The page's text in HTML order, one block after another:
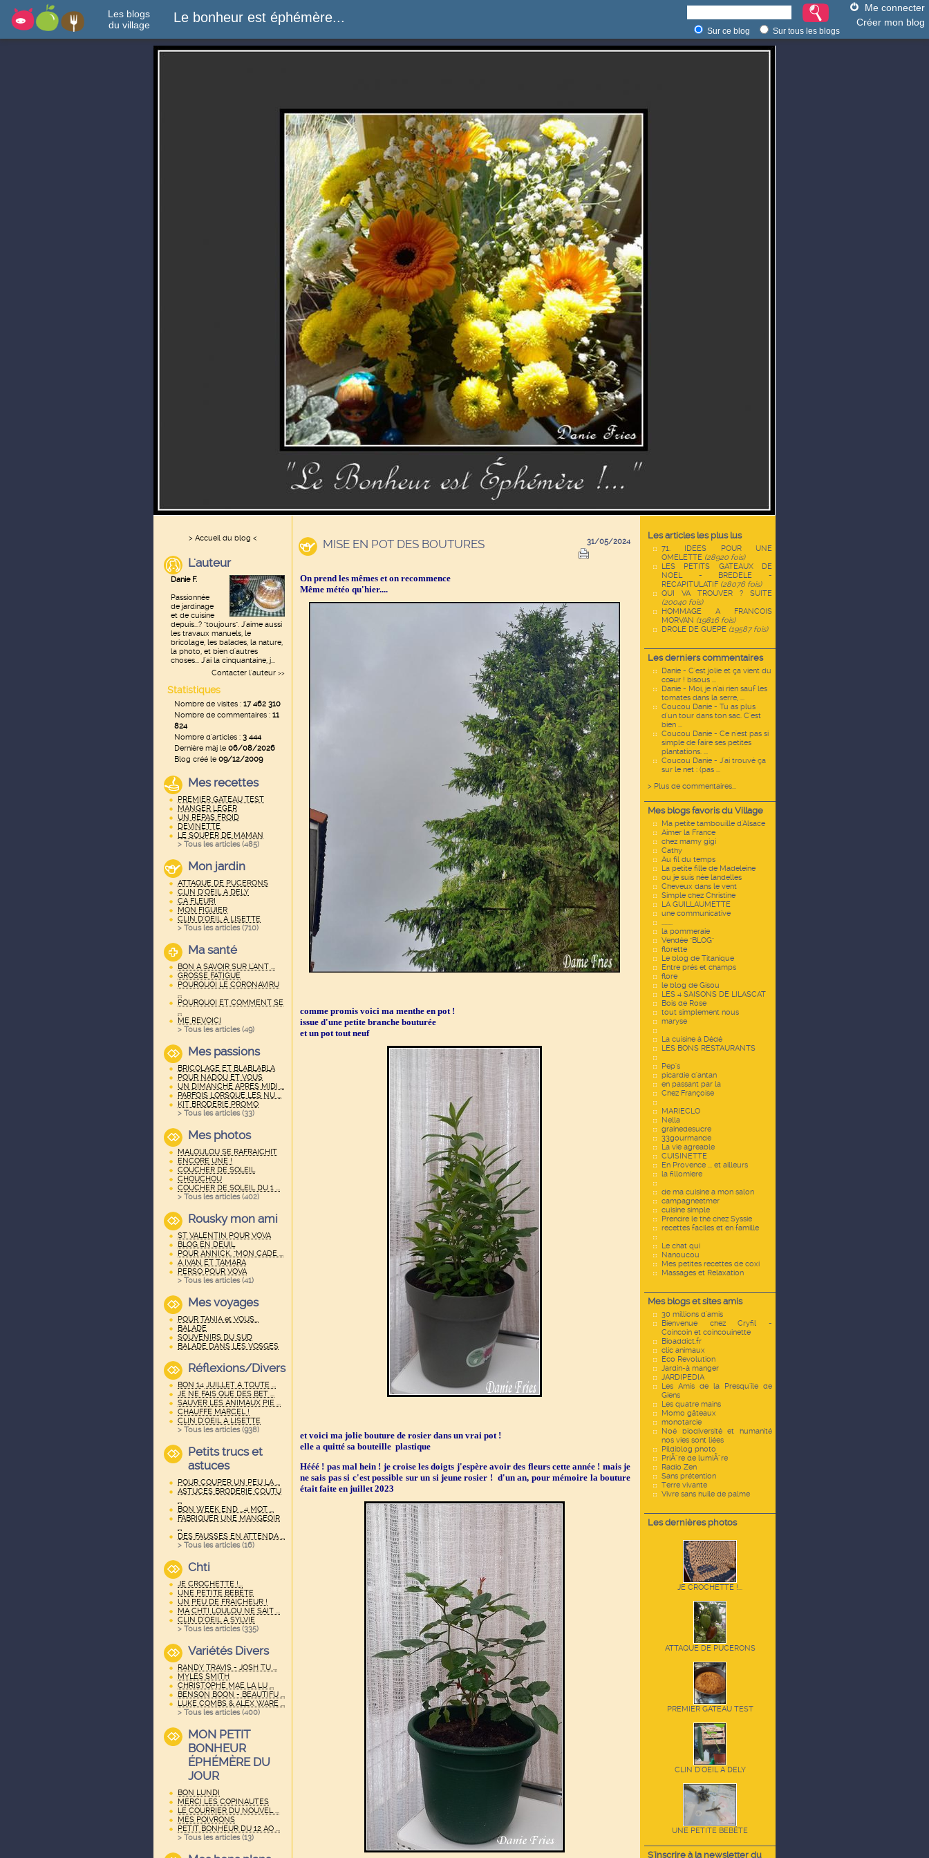
Les blogs
du village
Le bonheur est éphémère...
Me connecter
Créer mon blog
Sur ce blog Sur tous les blogs
Les articles les plus lus
71. IDEES POUR UNE
OMELETTE (28920 fois)
LES PETITS GATEAUX DE
NOEL - BREDELE -
RECAPITULATIF (28076 fois)
QUI VA TROUVER ? SUITE
(20040 fois)
HOMMAGE A FRANCOIS
MORVAN (19816 fois)
DROLE DE GUEPE (19587 fois)
Les derniers commentaires
Danie - C'est jolie et ça vient du
cœur ! bisous ...
Danie - Moi, je n’ai rien sauf les
tomates dans la serre, ...
Coucou Danie - Tu as plus
d'un tour dans ton sac. C'est
bien ...
Coucou Danie - Ce n'est pas si
simple de faire ses petites
plantations. ...
Coucou Danie - J'ai trouvé ça
sur le net : (pas ...
> Plus de commentaires...
Mes blogs favoris du Village
Ma petite tambouille d'Alsace
Aimer la France
chez mamy gigi
Cathy
Au fil du temps
La petite fille de Madeleine
ou je suis née landelles
Cheveux dans le vent
Simple chez Christine
LA GUILLAUMETTE
une communicative
........
la pommeraie
Vendée "BLOG"
florette
Le blog de Titanique
Entre prés et champs
flore
le blog de Gisou
LES 4 SAISONS DE LILASCAT
Bois de Rose
tout simplement nous
maryse
La cuisine à Dédé
LES BONS RESTAURANTS
Pep's
picardie d'antan
en passant par la
Chez Françoise
MARIECLO
Nella
grainedesucre
33gourmande
La vie agreable
CUISINETTE
En Provence ... et ailleurs
la fillomiere
de ma cuisine a mon salon
campagneetmer
cuisine simple
Prendre le thé chez Syssie
recettes faciles et en famille
Le chat qui
Nanoucou
Mes petites recettes de coxi
Massages et Relaxation
Mes blogs et sites amis
30 millions d'amis
Bienvenue chez Cryfil -
Coincoin et coincouinette
Bioaddict.fr
clic animaux
Eco Revolution
Jardin-à manger
JARDIPEDIA
Les Amis de la Presqu'île de
Giens
Les quatre mains
Momo gâteaux
monotarcie
Noé biodiversité et humanité
nos vies sont liées
Pildiblog photo
PriÃ¨re de lumiÃ¨re
Radio Zen
Sans prétention
Terre vivante
Vivre sans huile de palme
Les dernières photos
JE CROCHETTE !...
ATTAQUE DE PUCERONS
PREMIER GATEAU TEST
CLIN D'OEIL A DELY
UNE PETITE BEBËTE
S'inscrire à la newsletter du
> Accueil du blog <
L'auteur
Danie F.
Passionnée
de jardinage
et de cuisine
depuis...? "toujours". J'aime aussi
les travaux manuels, le
bricolage, les balades, la nature,
la photo, et bien d'autres
choses... J'ai la cinquantaine, j...
Contacter l'auteur >>
Statistiques
Nombre de visites : 17 462 310
Nombre de commentaires : 11
824
Nombre d'articles : 3 444
Dernière màj le06/08/2026
Blog créé le09/12/2009
Mes recettes
PREMIER GATEAU TEST
MANGER LEGER
UN REPAS FROID
DEVINETTE
LE SOUPER DE MAMAN
> Tous les articles (485)
Mon jardin
ATTAQUE DE PUCERONS
CLIN D'OEIL A DELY
CA FLEURI
MON FIGUIER
CLIN D'OEIL A LISETTE
> Tous les articles (710)
Ma santé
BON A SAVOIR SUR L'ANT ...
GROSSE FATIGUE
POURQUOI LE CORONAVIRU
...
POURQUOI ET COMMENT SE
...
ME REVOICI
> Tous les articles (49)
Mes passions
BRICOLAGE ET BLABLABLA
POUR NADOU ET VOUS
UN DIMANCHE APRES MIDI ...
PARFOIS LORSQUE LES NU ...
KIT BRODERIE PROMO
> Tous les articles (33)
Mes photos
MALOULOU SE RAFRAICHIT
ENCORE UNE !
COUCHER DE SOLEIL
CHOUCHOU
COUCHER DE SOLEIL DU 1 ...
> Tous les articles (402)
Rousky mon ami
ST VALENTIN POUR VOVA
BLOG EN DEUIL
POUR ANNICK. "MON CADE ...
A IVAN ET TAMARA
PERSO POUR VOVA
> Tous les articles (41)
Mes voyages
POUR TANIA et VOUS...
BALADE
SOUVENIRS DU SUD
BALADE DANS LES VOSGES
Réflexions/Divers
BON 14 JUILLET A TOUTE ...
JE NE FAIS QUE DES BET ...
SAUVER LES ANIMAUX PIE ...
CHAUFFE MARCEL !
CLIN D'OEIL A LISETTE
> Tous les articles (938)
Petits trucs et
astuces
POUR COUPER UN PEU LA ...
ASTUCES BRODERIE COUTU
...
BON WEEK END ...4 MOT ...
FABRIQUER UNE MANGEOIR
...
DES FAUSSES EN ATTENDA ...
> Tous les articles (16)
Chti
JE CROCHETTE !...
UNE PETITE BEBËTE
UN PEU DE FRAICHEUR !
MA CHTI LOULOU NE SAIT ...
CLIN D'OEIL A SYLVIE
> Tous les articles (335)
Variétés Divers
RANDY TRAVIS - JOSH TU ...
MYLES SMITH
CHRISTOPHE MAE LA LU ...
BENSON BOON - BEAUTIFU ...
LUKE COMBS & ALEX WARE ...
> Tous les articles (400)
MON PETIT
BONHEUR
ÉPHÉMÈRE DU
JOUR
BON LUNDI
MERCI LES COPINAUTES
LE COURRIER DU NOUVEL ...
MES POIVRONS
PETIT BONHEUR DU 12 AO ...
> Tous les articles (13)
MISE EN POT DES BOUTURES 31/05/2024
On prend les mêmes et on recommence
Même météo qu'hier....
comme promis voici ma menthe en pot !
issue d'une petite branche bouturée
et un pot tout neuf
et voici ma jolie bouture de rosier dans un vrai pot !
elle a quitté sa bouteille plastique
Hééé ! pas mal hein ! je croise les doigts j'espère avoir des fleurs cette année ! mais je
ne sais pas si c'est possible sur un si jeune rosier ! d'un an, pour mémoire la bouture
était faite en juillet 2023